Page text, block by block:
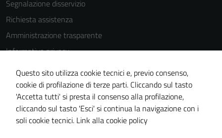
Segnalazione disservizio
Richiesta assistenza
Amministrazione trasparente
Informativa privacy
Cookie Policy
Note legali
Dichiarazione di accessibilità
Piano di miglioramento del sito
Questo sito utilizza cookie tecnici e, previo consenso,
cookie di profilazione di terze parti. Cliccando sul tasto
'Accetta tutti' si presta il consenso alla profilazione,
cliccando sul tasto 'Esci' si continua la navigazione con i
soli cookie tecnici. Link alla cookie policy